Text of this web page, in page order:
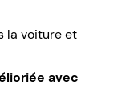
la voiture et
avec